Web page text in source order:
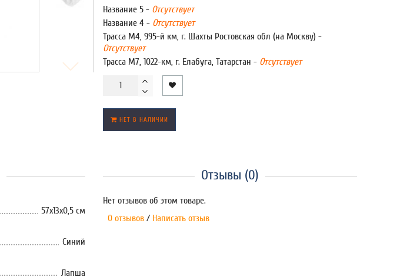
Название 5 - Отсутствует
Название 4 - Отсутствует
Трасса М4, 995-й км, г. Шахты Ростовская обл (на Москву) -
Отсутствует
Трасса М7, 1022-км, г. Елабуга, Татарстан - Отсутствует
НЕТ В НАЛИЧИИ
57х13х0,5 см
Синий
Лапша
Отзывы (0)
Нет отзывов об этом товаре.
0 отзывов / Написать отзыв